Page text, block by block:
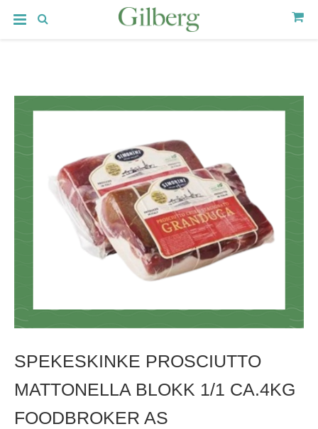
SPEKESKINKE PROSCIUTTO
MATTONELLA BLOKK 1/1 CA.4KG
FOODBROKER AS